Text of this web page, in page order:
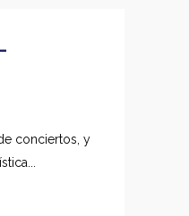
conciertos, y